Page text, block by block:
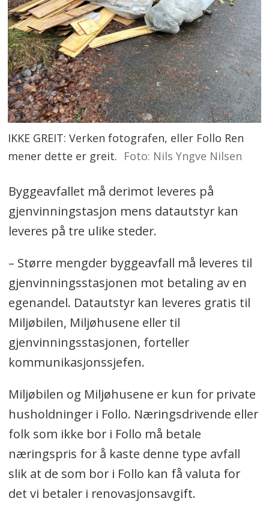
IKKE GREIT: Verken fotografen, eller Follo Ren
mener dette er greit. Foto: Nils Yngve Nilsen
Byggeavfallet må derimot leveres på
gjenvinningstasjon mens datautstyr kan
leveres på tre ulike steder.
– Større mengder byggeavfall må leveres til
gjenvinningsstasjonen mot betaling av en
egenandel. Datautstyr kan leveres gratis til
Miljøbilen, Miljøhusene eller til
gjenvinningsstasjonen, forteller
kommunikasjonssjefen.
Miljøbilen og Miljøhusene er kun for private
husholdninger i Follo. Næringsdrivende eller
folk som ikke bor i Follo må betale
næringspris for å kaste denne type avfall
slik at de som bor i Follo kan få valuta for
det vi betaler i renovasjonsavgift.